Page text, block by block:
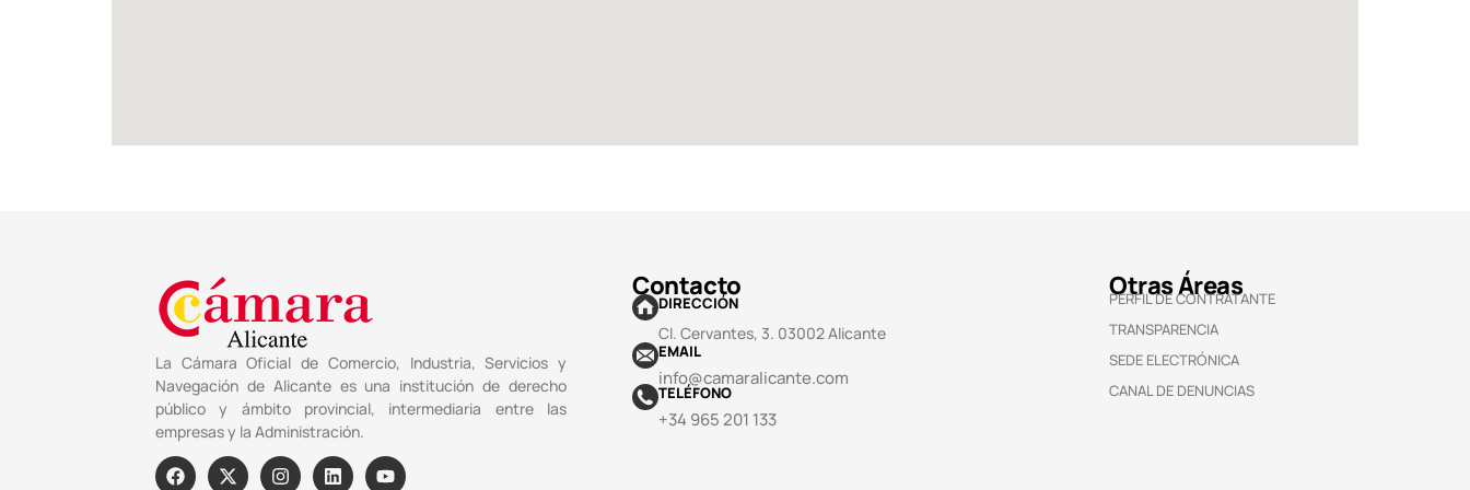
La Cámara Oficial de Comercio, Industria, Servicios y
Navegación de Alicante es una institución de derecho
público y ámbito provincial, intermediaria entre las
empresas y la Administración.
Contacto
DIRECCIÓN
Cl. Cervantes, 3. 03002 Alicante
EMAIL
info@camaralicante.com
TELÉFONO
+34 965 201 133
Otras Áreas
PERFIL DE CONTRATANTE
TRANSPARENCIA
SEDE ELECTRÓNICA
CANAL DE DENUNCIAS